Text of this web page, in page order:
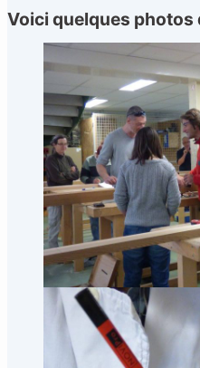
Voici quelques photos